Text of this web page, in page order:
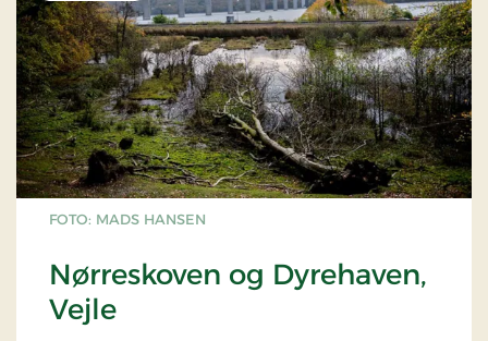
FOTO: MADS HANSEN
Nørreskoven og Dyrehaven,
Vejle